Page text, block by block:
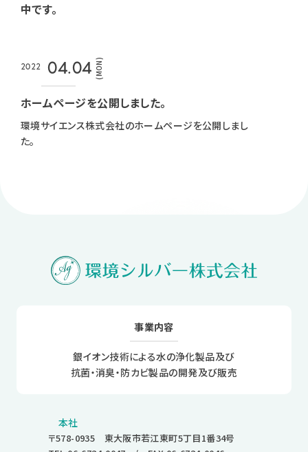
中です。
2022 04.04 (MON)
ホームページを公開しました。
環境サイエンス株式会社のホームページを公開しまし
た。
事業内容
銀イオン技術による水の浄化製品及び
抗菌・消臭・防カビ製品の開発及び販売
本社
〒578-0935 東大阪市若江東町5丁目1番34号